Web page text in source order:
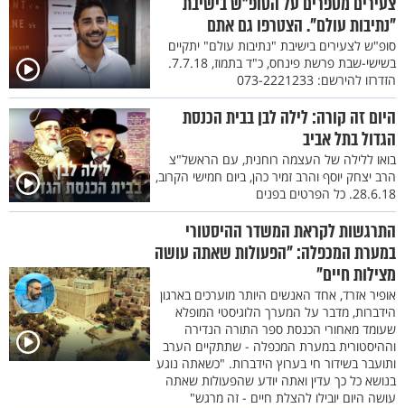
"נתיבות עולם". הצטרפו גם אתם
סופ"ש לצעירים בישיבת "נתיבות עולם" יתקיים
בשישי-שבת פרשת פינחס, כ"ד בתמוז, 7.7.18.
הזדרזו להירשם: 073-2221233
היום זה קורה: לילה לבן בבית הכנסת
הגדול בתל אביב
בואו ללילה של העצמה רוחנית, עם הראשל"צ
הרב יצחק יוסף והרב זמיר כהן, ביום חמישי הקרוב,
28.6.18. כל הפרטים בפנים
התרגשות לקראת המשדר ההיסטורי
במערת המכפלה: "הפעולות שאתה עושה
מצילות חיים"
אופיר אזרד, אחד האנשים היותר מוערכים בארגון
הידברות, מדבר על המערך הלוגיסטי המופלא
שעומד מאחורי הכנסת ספר התורה הנדירה
וההיסטורית במערת המכפלה - שתתקיים הערב
ותועבר בשידור חי בערוץ הידברות. "כשאתה נוגע
בנושא כל כך עדין ואתה יודע שהפעולות שאתה
עושה היום יובילו להצלת חיים - זה מרגש"